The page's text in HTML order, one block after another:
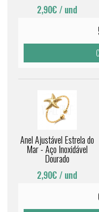
2,90€ / und
Anel Ajustável Estrela do
Mar - Aço Inoxidável
Dourado
2,90€ / und